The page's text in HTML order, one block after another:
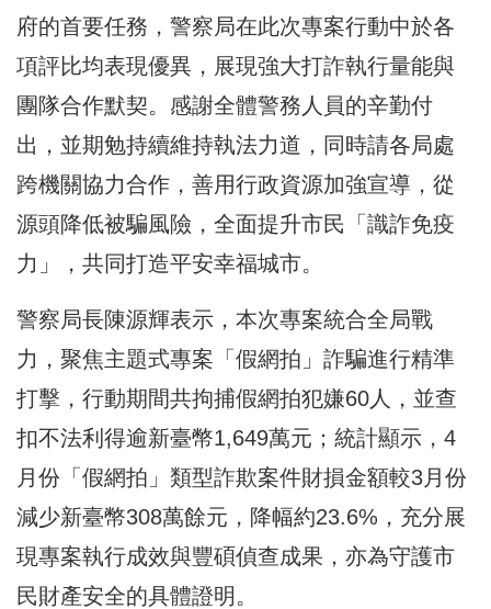
府的首要任務，警察局在此次專案行動中於各
項評比均表現優異，展現強大打詐執行量能與
團隊合作默契。感謝全體警務人員的辛勤付
出，並期勉持續維持執法力道，同時請各局處
跨機關協力合作，善用行政資源加強宣導，從
源頭降低被騙風險，全面提升市民「識詐免疫
力」，共同打造平安幸福城市。
警察局長陳源輝表示，本次專案統合全局戰
力，聚焦主題式專案「假網拍」詐騙進行精準
打擊，行動期間共拘捕假網拍犯嫌60人，並查
扣不法利得逾新臺幣1,649萬元；統計顯示，4
月份「假網拍」類型詐欺案件財損金額較3月份
減少新臺幣308萬餘元，降幅約23.6%，充分展
現專案執行成效與豐碩偵查成果，亦為守護市
民財產安全的具體證明。